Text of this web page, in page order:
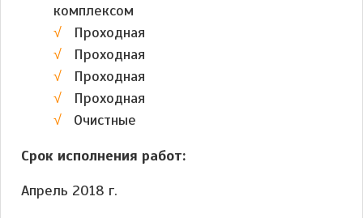
комплексом
Проходная
Проходная
Проходная
Проходная
Очистные
Срок исполнения работ:
Апрель 2018 г.